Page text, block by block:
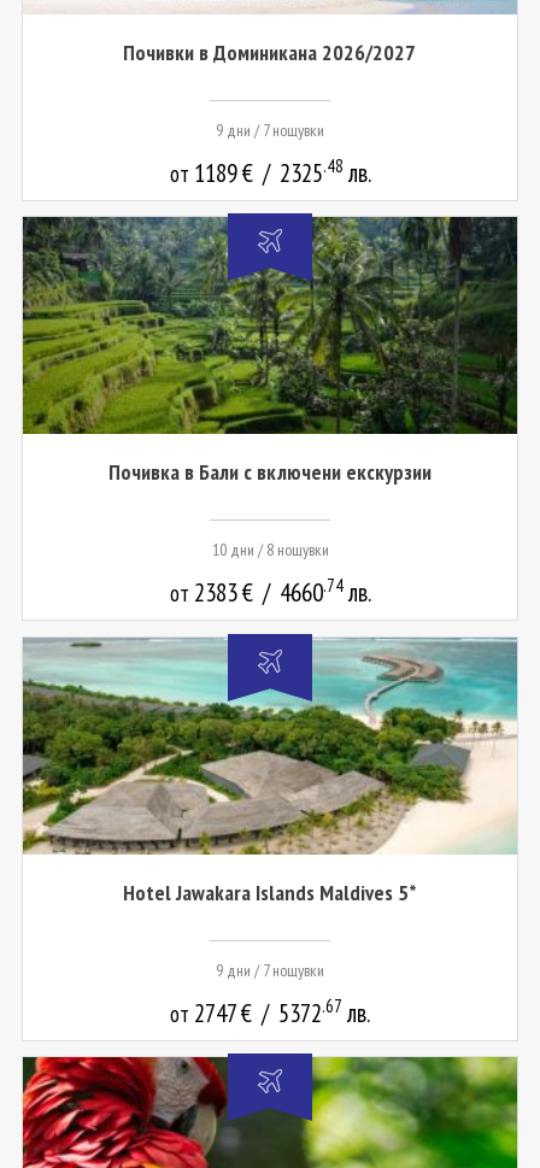
Почивки в Доминикана 2026/2027
9 дни / 7 нощувки
от 1189€ / 2325.48 лв.
Почивка в Бали с включени екскурзии
10 дни / 8 нощувки
от 2383€ / 4660.74 лв.
Hotel Jawakara Islands Maldives 5*
9 дни / 7 нощувки
от 2747€ / 5372.67 лв.